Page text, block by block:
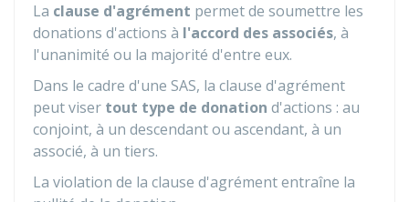
La clause d'agrément permet de soumettre les
donations d'actions à l'accord des associés, à
l'unanimité ou la majorité d'entre eux.
Dans le cadre d'une SAS, la clause d'agrément
peut viser tout type de donation d'actions : au
conjoint, à un descendant ou ascendant, à un
associé, à un tiers.
La violation de la clause d'agrément entraîne la